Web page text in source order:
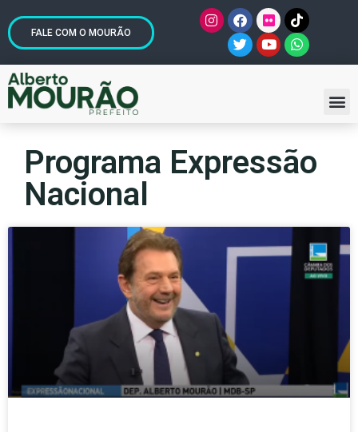
FALE COM O MOURÃO
Programa Expressão
Nacional